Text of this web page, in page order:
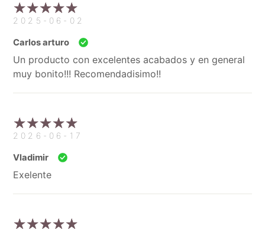
2025-06-02
Carlos arturo
Un producto con excelentes acabados y en general
muy bonito!!! Recomendadisimo!!
2026-06-17
Vladimir
Exelente